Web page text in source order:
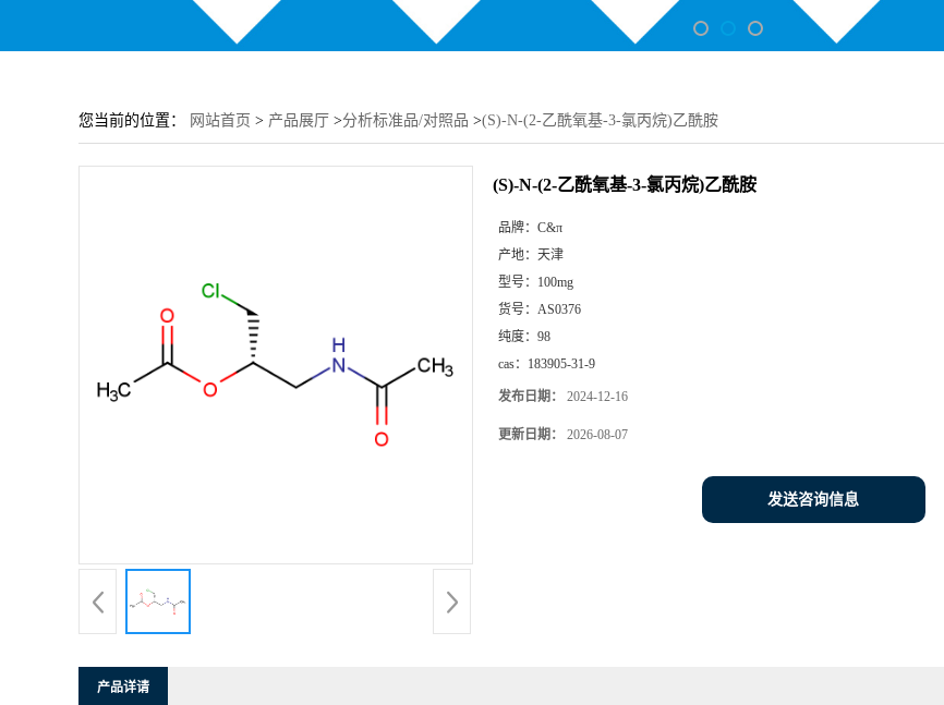
您当前的位置： 网站首页 > 产品展厅 >分析标准品/对照品 >(S)-N-(2-乙酰氧基-3-氯丙烷)乙酰胺
(S)-N-(2-乙酰氧基-3-氯丙烷)乙酰胺
品牌： C&π
产地： 天津
型号： 100mg
货号： AS0376
纯度： 98
cas： 183905-31-9
发布日期： 2024-12-16
更新日期： 2026-08-07
发送咨询信息
产品详请